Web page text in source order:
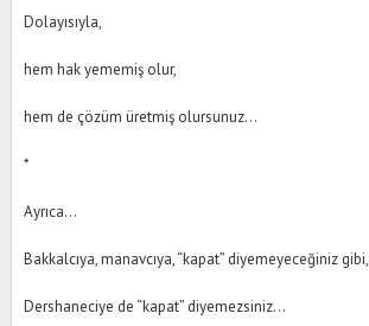
Dolayısıyla,
hem hak yememiş olur,
hem de çözüm üretmiş olursunuz…
*
Ayrıca…
Bakkalcıya, manavcıya, “kapat” diyemeyeceğiniz gibi,
Dershaneciye de “kapat” diyemezsiniz…